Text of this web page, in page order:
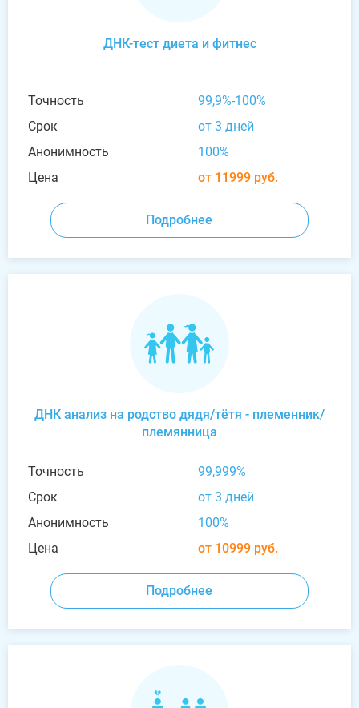
ДНК-тест диета и фитнес
Точность
99,9%-100%
Срок
от 3 дней
Анонимность
100%
Цена
от 11999 руб.
Подробнее
ДНК анализ на родство дядя/тётя - племенник/
племянница
Точность
99,999%
Срок
от 3 дней
Анонимность
100%
Цена
от 10999 руб.
Подробнее